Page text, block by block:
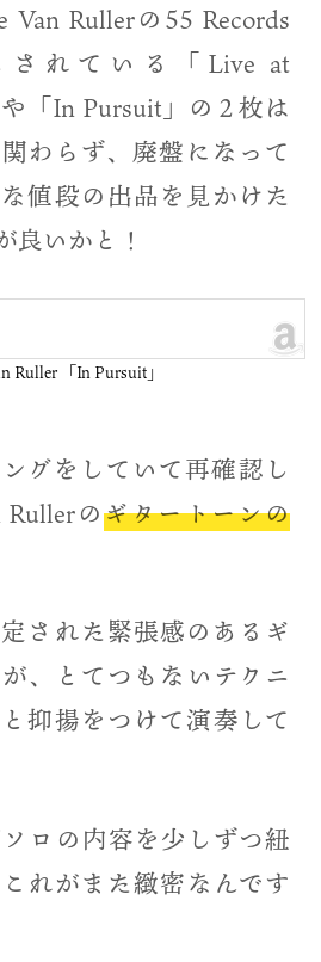
Van Rullerの55 Records
れている「Live at
「In Pursuit」の２枚は
わらず、廃盤になって
値段の出品を見かけた
良いかと！
Ruller 「In Pursuit」
グをしていて再確認し
Rullerのギタートーンの
された緊張感のあるギ
、とてつもないテクニ
抑揚をつけて演奏して
ロの内容を少しずつ紐
れがまた緻密なんです